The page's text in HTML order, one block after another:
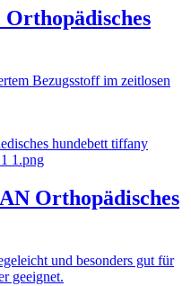
Bezugsstoff im zeitlosen
Orthopädisches
und besonders gut für
geeignet.